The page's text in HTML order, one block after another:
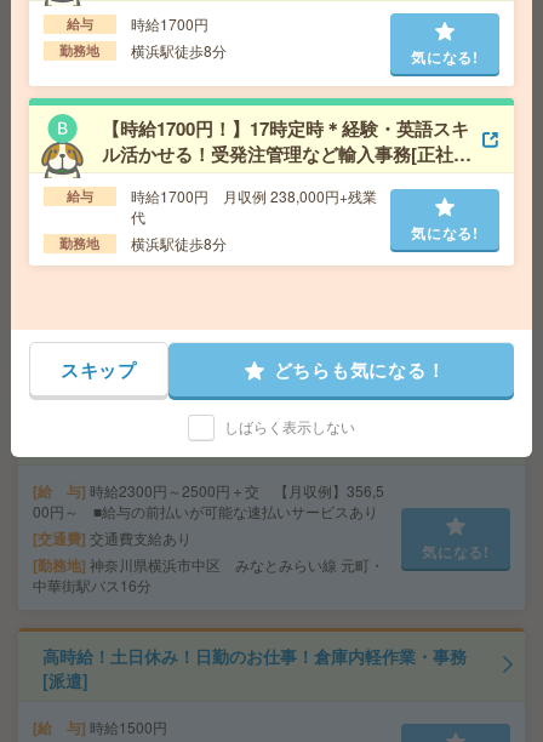
給 与 時給2500円 月収例 350,000円
交通費 全額支給
勤務地 東京駅徒歩2分、大手町駅徒歩2分
気になる!
17時まで＊時給2000円＊資料の翻訳など＊電話対応なし
[派遣]
給 与 時給2000円＋交 【月収例】300,000円～ ■
給与の前払いが可能な速払いサービスあり
みらい駅徒歩4分、横浜市営ブルーライン 高島町駅徒
歩15分
正社員予定＊年収700万から800万円＊週1から2日在宅！
救命胴衣メーカーで事務[正社員への紹介予定派遣]
給 与 時給2300円～2500円＋交 【月収例】356,5
00円～ ■給与の前払いが可能な速払いサービスあり
交通費 交通費支給あり
勤務地 神奈川県横浜市中区 みなとみらい線 元町・
中華街駅バス16分
気になる!
高時給！土日休み！日勤のお仕事！倉庫内軽作業・事務
[派遣]
給 与 時給1500円
遣]
給与 時給1700円
勤務地 横浜駅徒歩8分 気になる!
【時給1700円！】17時定時＊経験・英語スキ
ル活かせる！受発注管理など輸入事務[正社員
への紹介予定派遣]
給与
時給1700円 月収例 238,000円+残業
代
勤務地 横浜駅徒歩8分 気になる!
スキップ どちらも気になる！
しばらく表示しない